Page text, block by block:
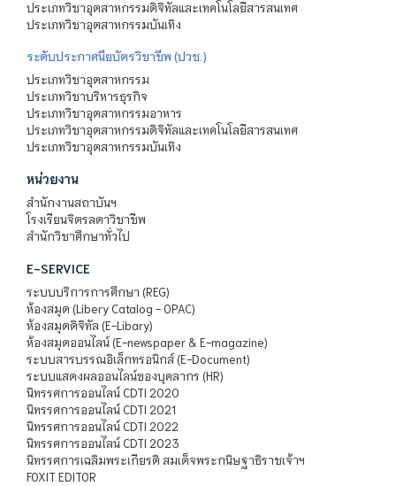
ประเภทวิชาอุตสาหกรรมดิจิทัลและเทคโนโลยีสารสนเทศ
ประเภทวิชาอุตสาหกรรมบันเทิง
ระดับประกาศนียบัตรวิชาชีพ (ปวช.)
ประเภทวิชาอุตสาหกรรม
ประเภทวิชาบริหารธุรกิจ
ประเภทวิชาอุตสาหกรรมอาหาร
ประเภทวิชาอุตสาหกรรมดิจิทัลและเทคโนโลยีสารสนเทศ
ประเภทวิชาอุตสาหกรรมบันเทิง
หน่วยงาน
สำนักงานสถาบันฯ
โรงเรียนจิตรลดาวิชาชีพ
สำนักวิชาศึกษาทั่วไป
E-SERVICE
ระบบบริการการศึกษา (REG)
ห้องสมุด (Libery Catalog - OPAC)
ห้องสมุดดิจิทัล (E-Libary)
ห้องสมุดออนไลน์ (E-newspaper & E-magazine)
ระบบสารบรรณอิเล็กทรอนิกส์ (E-Document)
ระบบแสดงผลออนไลน์ของบุคลากร (HR)
นิทรรศการออนไลน์ CDTI 2020
นิทรรศการออนไลน์ CDTI 2021
นิทรรศการออนไลน์ CDTI 2022
นิทรรศการออนไลน์ CDTI 2023
นิทรรศการเฉลิมพระเกียรติ สมเด็จพระกนิษฐาธิราชเจ้าฯ
FOXIT EDITOR